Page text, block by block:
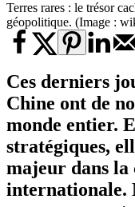
Terres rares : le trésor
géopolitique. (Image :
Ces derniers
Chine ont de
monde entier.
stratégiques,
majeur dans la
internationale.